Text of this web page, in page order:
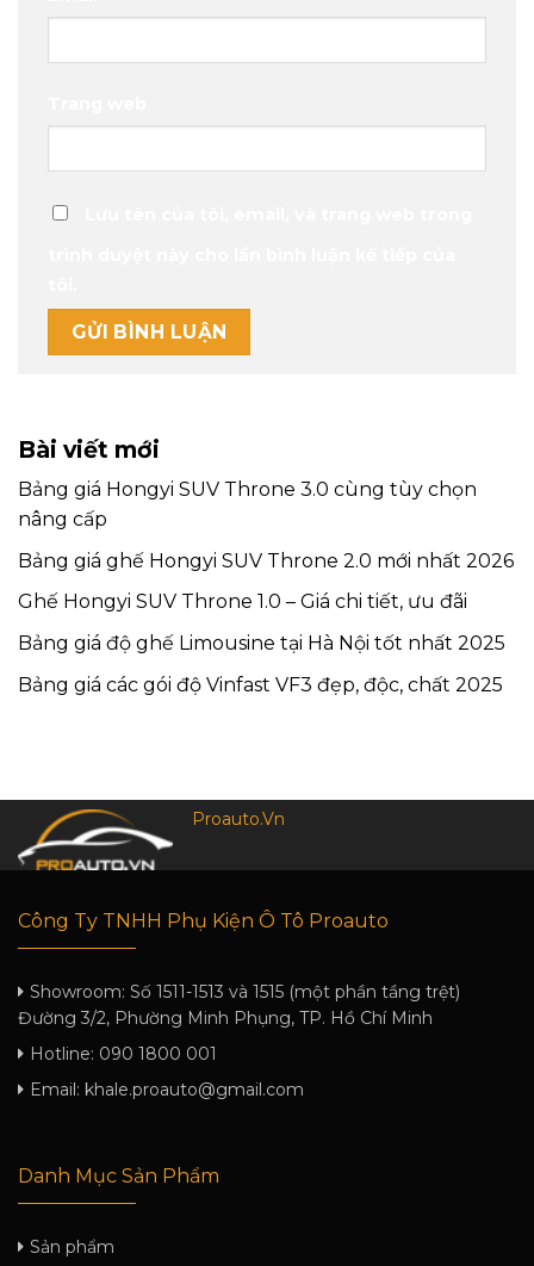
Bài viết mới
Bảng giá Hongyi SUV Throne 3.0 cùng tùy chọn
nâng cấp
Bảng giá ghế Hongyi SUV Throne 2.0 mới nhất 2026
Ghế Hongyi SUV Throne 1.0 – Giá chi tiết, ưu đãi
Bảng giá độ ghế Limousine tại Hà Nội tốt nhất 2025
Bảng giá các gói độ Vinfast VF3 đẹp, độc, chất 2025
Proauto.Vn
Công Ty TNHH Phụ Kiện Ô Tô Proauto
Showroom: Số 1511-1513 và 1515 (một phần tầng trệt)
Đường 3/2, Phường Minh Phụng, TP. Hồ Chí Minh
Hotline: 090 1800 001
Email: khale.proauto@gmail.com
Danh Mục Sản Phẩm
Sản phẩm